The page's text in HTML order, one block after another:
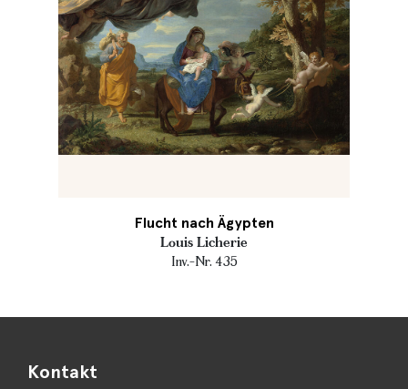
Flucht nach Ägypten
Louis Licherie
Inv.-Nr. 435
Kontakt